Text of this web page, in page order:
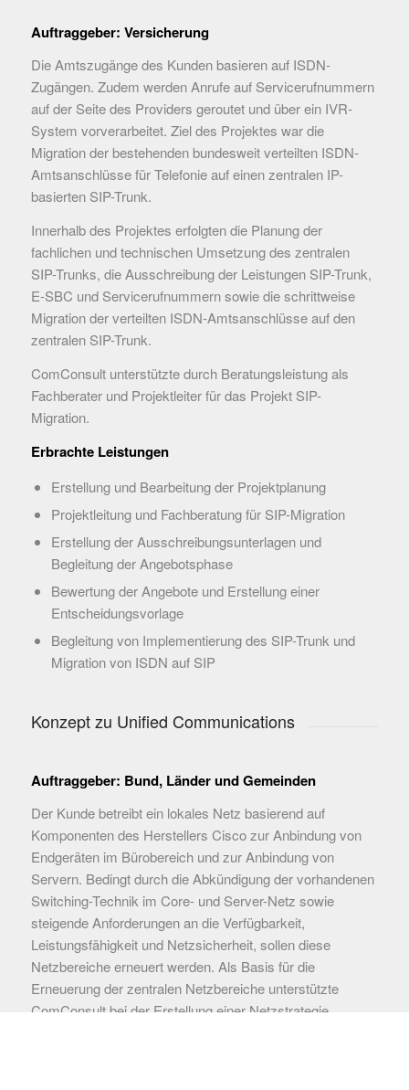
Auftraggeber: Versicherung
Die Amtszugänge des Kunden basieren auf ISDN-
Zugängen. Zudem werden Anrufe auf Servicerufnummern
auf der Seite des Providers geroutet und über ein IVR-
System vorverarbeitet. Ziel des Projektes war die
Migration der bestehenden bundesweit verteilten ISDN-
Amtsanschlüsse für Telefonie auf einen zentralen IP-
basierten SIP-Trunk.
Innerhalb des Projektes erfolgten die Planung der
fachlichen und technischen Umsetzung des zentralen
SIP-Trunks, die Ausschreibung der Leistungen SIP-Trunk,
E-SBC und Servicerufnummern sowie die schrittweise
Migration der verteilten ISDN-Amtsanschlüsse auf den
zentralen SIP-Trunk.
ComConsult unterstützte durch Beratungsleistung als
Fachberater und Projektleiter für das Projekt SIP-
Migration.
Erbrachte Leistungen
Erstellung und Bearbeitung der Projektplanung
Projektleitung und Fachberatung für SIP-Migration
Erstellung der Ausschreibungsunterlagen und
Begleitung der Angebotsphase
Bewertung der Angebote und Erstellung einer
Entscheidungsvorlage
Begleitung von Implementierung des SIP-Trunk und
Migration von ISDN auf SIP
Konzept zu Unified Communications
Auftraggeber: Bund, Länder und Gemeinden
Der Kunde betreibt ein lokales Netz basierend auf
Komponenten des Herstellers Cisco zur Anbindung von
Endgeräten im Bürobereich und zur Anbindung von
Servern. Bedingt durch die Abkündigung der vorhandenen
Switching-Technik im Core- und Server-Netz sowie
steigende Anforderungen an die Verfügbarkeit,
Leistungsfähigkeit und Netzsicherheit, sollen diese
Netzbereiche erneuert werden. Als Basis für die
Erneuerung der zentralen Netzbereiche unterstützte
ComConsult bei der Erstellung einer Netzstrategie.